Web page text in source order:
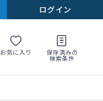
ログイン
お気に入り 保存済みの
検索条件